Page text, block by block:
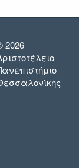
2026